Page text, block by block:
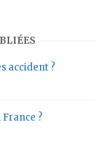
accident ?
?